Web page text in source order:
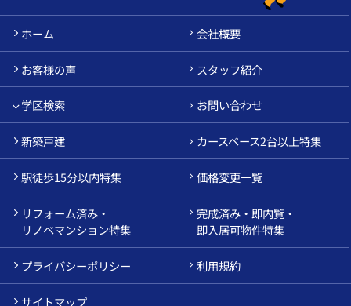
ホーム 会社概要
お客様の声 スタッフ紹介
学区検索 お問い合わせ
新築戸建 カースペース2台以上特集
駅徒歩15分以内特集 価格変更一覧
リフォーム済み・
リノベマンション特集
完成済み・即内覧・
即入居可物件特集
プライバシーポリシー 利用規約
サイトマップ